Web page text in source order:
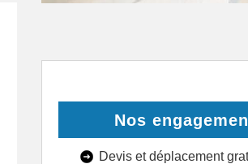
Nos
Devis et déplacement